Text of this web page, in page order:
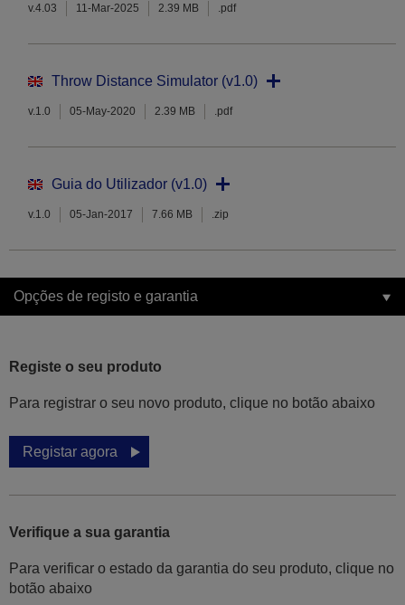
v.4.03 11-Mar-2025 2.39 MB .pdf
Throw Distance Simulator (v1.0)
v.1.0 05-May-2020 2.39 MB .pdf
Guia do Utilizador (v1.0)
v.1.0 05-Jan-2017 7.66 MB .zip
Opções de registo e garantia
Registe o seu produto
Para registrar o seu novo produto, clique no botão abaixo
Registar agora
Verifique a sua garantia
Para verificar o estado da garantia do seu produto, clique no
botão abaixo